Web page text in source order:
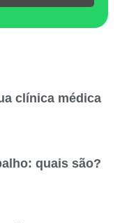
clínica médica
quais são?